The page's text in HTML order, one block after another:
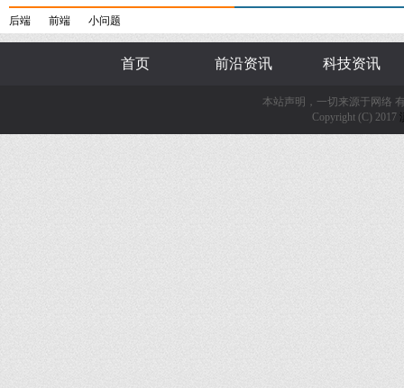
后端 前端 小问题
首页 前沿资讯 科技资讯
本站声明，一切来源于网络
Copyright (C) 2017